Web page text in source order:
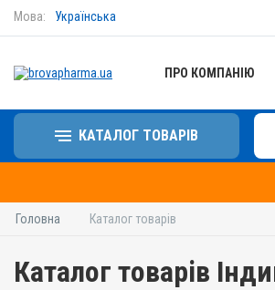
Мова: Українська
ПРО КОМПАНІЮ
КАТАЛОГ ТОВАРІВ
Головна Каталог товарів
Каталог товарів